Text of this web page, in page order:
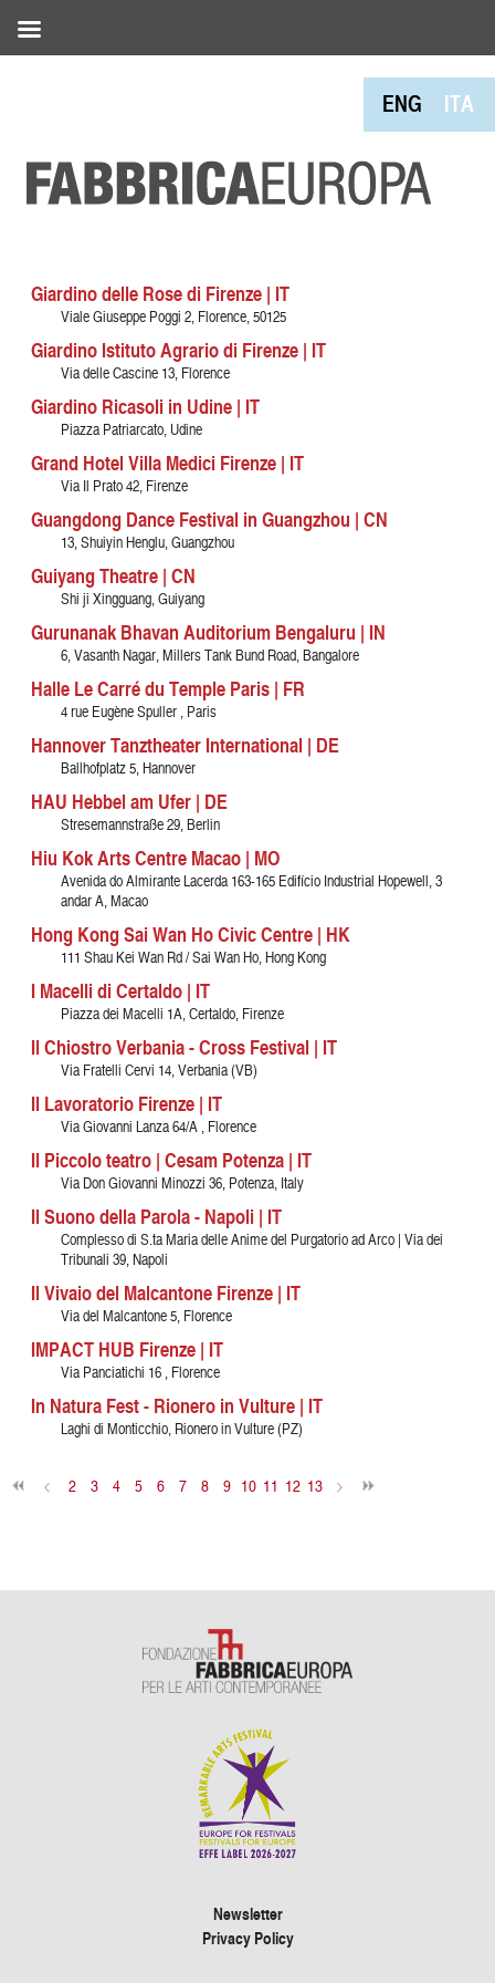
ENG ITA
Giardino delle Rose di Firenze | IT
Viale Giuseppe Poggi 2, Florence, 50125
Giardino Istituto Agrario di Firenze | IT
Via delle Cascine 13, Florence
Giardino Ricasoli in Udine | IT
Piazza Patriarcato, Udine
Grand Hotel Villa Medici Firenze | IT
Via Il Prato 42, Firenze
Guangdong Dance Festival in Guangzhou | CN
13, Shuiyin Henglu, Guangzhou
Guiyang Theatre | CN
Shi ji Xingguang, Guiyang
Gurunanak Bhavan Auditorium Bengaluru | IN
6, Vasanth Nagar, Millers Tank Bund Road, Bangalore
Halle Le Carré du Temple Paris | FR
4 rue Eugène Spuller , Paris
Hannover Tanztheater International | DE
Ballhofplatz 5, Hannover
HAU Hebbel am Ufer | DE
Stresemannstraße 29, Berlin
Hiu Kok Arts Centre Macao | MO
Avenida do Almirante Lacerda 163-165 Edifício Industrial Hopewell, 3
andar A, Macao
Hong Kong Sai Wan Ho Civic Centre | HK
111 Shau Kei Wan Rd / Sai Wan Ho, Hong Kong
I Macelli di Certaldo | IT
Piazza dei Macelli 1A, Certaldo, Firenze
Il Chiostro Verbania - Cross Festival | IT
Via Fratelli Cervi 14, Verbania (VB)
Il Lavoratorio Firenze | IT
Via Giovanni Lanza 64/A , Florence
Il Piccolo teatro | Cesam Potenza | IT
Via Don Giovanni Minozzi 36, Potenza, Italy
Il Suono della Parola - Napoli | IT
Complesso di S.ta Maria delle Anime del Purgatorio ad Arco | Via dei
Tribunali 39, Napoli
Il Vivaio del Malcantone Firenze | IT
Via del Malcantone 5, Florence
IMPACT HUB Firenze | IT
Via Panciatichi 16 , Florence
In Natura Fest - Rionero in Vulture | IT
Laghi di Monticchio, Rionero in Vulture (PZ)
< 2 3 4 5 6 7 8 9 10 11 12 13 >
Newsletter
Privacy Policy